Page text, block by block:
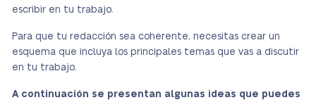
escribir en tu trabajo.
Para que tu redacción sea coherente, necesitas crear un
esquema que incluya los principales temas que vas a discutir
en tu trabajo.
A continuación se presentan algunas ideas que puedes